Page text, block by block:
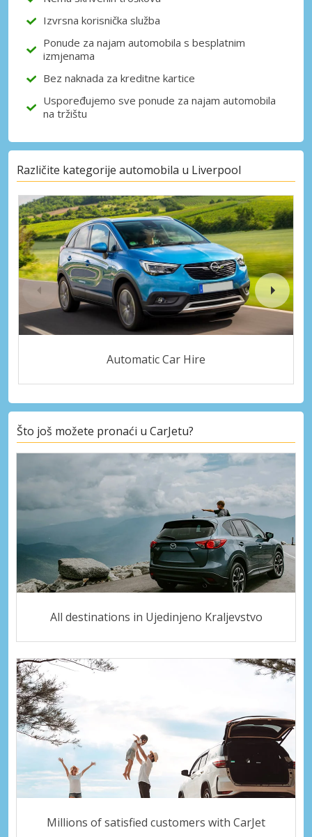
Izvrsna korisnička služba
Ponude za najam automobila s besplatnim
izmjenama
Bez naknada za kreditne kartice
Uspoređujemo sve ponude za najam automobila
na tržištu
Različite kategorije automobila u Liverpool
Automatic Car Hire
Što još možete pronaći u CarJetu?
All destinations in Ujedinjeno Kraljevstvo
Millions of satisfied customers with CarJet